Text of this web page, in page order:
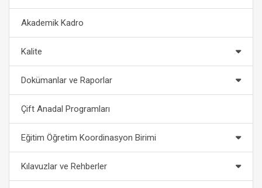
Akademik Kadro
Kalite
Dokümanlar ve Raporlar
Çift Anadal Programları
Eğitim Öğretim Koordinasyon Birimi
Kılavuzlar ve Rehberler